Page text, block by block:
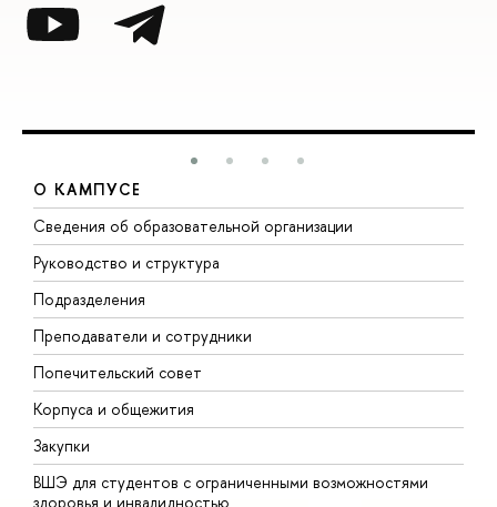
О КАМПУСЕ
Сведения об образовательной организации
Руководство и структура
Подразделения
Преподаватели и сотрудники
Попечительский совет
Корпуса и общежития
Закупки
ВШЭ для студентов с ограниченными возможностями
здоровья и инвалидностью